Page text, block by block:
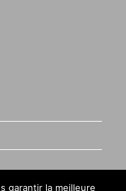
garantir la meilleure